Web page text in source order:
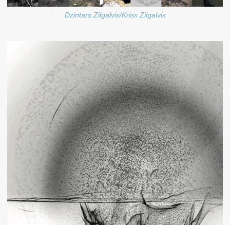
Dzintars Zilgalvis/Kriss Zilgalvis